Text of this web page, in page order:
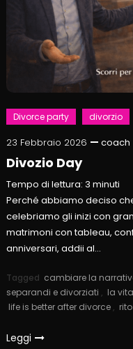
Divorce party divorzio
23 Febbraio 2026 coach
Divozio Day
Tempo di lettura:3 minuti
Perché abbiamo deciso
celebriamo gli inizi con
matrimoni con tableau,
anniversari, addii al…
Tagged cambiare la
separandi e divorziati , la
life is better after divorce ,
Leggi